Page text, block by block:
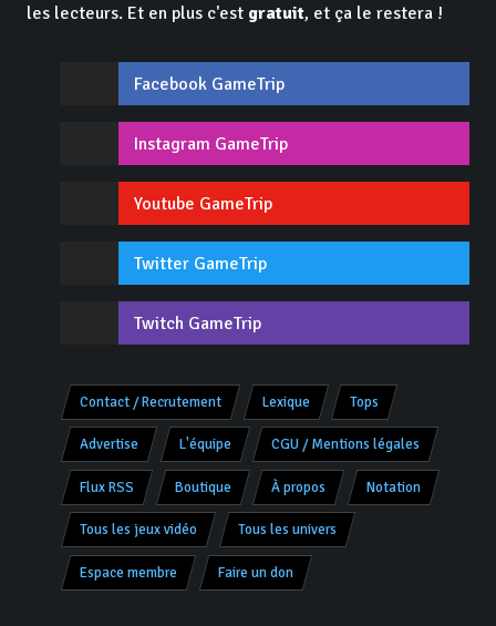
les lecteurs. Et en plus c'est gratuit, et ça le restera !
Facebook GameTrip
Instagram GameTrip
Youtube GameTrip
Twitter GameTrip
Twitch GameTrip
Contact / Recrutement Lexique Tops
Advertise L'équipe CGU / Mentions légales
Flux RSS Boutique À propos Notation
Tous les jeux vidéo Tous les univers
Espace membre Faire un don